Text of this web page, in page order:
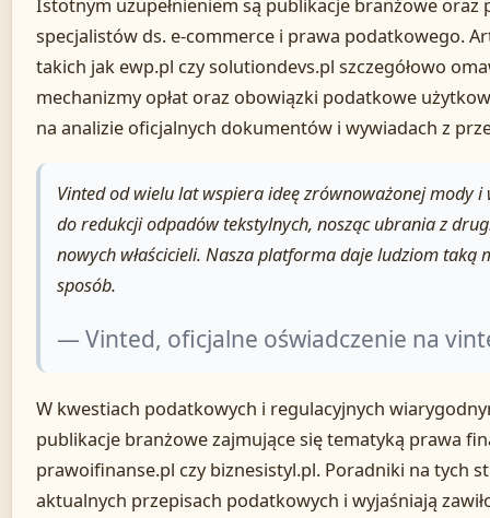
Istotnym uzupełnieniem są publikacje branżowe
specjalistów ds. e-commerce i prawa podatkowego.
takich jak ewp.pl czy solutiondevs.pl szczegółowo
mechanizmy opłat oraz obowiązki podatkowe
na analizie oficjalnych dokumentów i wywiadach z
Vinted od wielu lat wspiera ideę zrównoważonej mody i
do redukcji odpadów tekstylnych, nosząc ubrania z
nowych właścicieli. Nasza platforma daje ludziom taką
sposób.
— Vinted, oficjalne oświadczenie na
W kwestiach podatkowych i regulacyjnych
publikacje branżowe zajmujące się tematyką prawa
prawoifinanse.pl czy biznesistyl.pl. Poradniki na tych
aktualnych przepisach podatkowych i wyjaśniają